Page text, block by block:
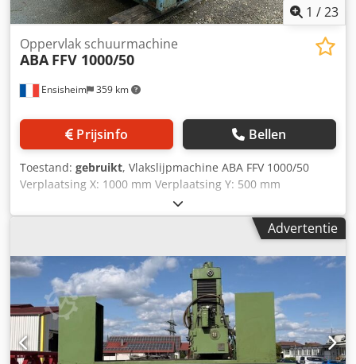
1 /23
Ensisheim 359 km
Oppervlak schuurmachine
ABA FFV 1000/50
Prijsinfo Bellen
Toestand: gebruikt, Vlakslijpmachine ABA FFV 1000/50
Verplaatsing X: 1000 mm Verplaatsing Y: 500 mm
Verplaatsing Z: 400 mm Afmetingen magnetische
klauwplaat: 1000 x 400 mm Automatische overstap X / Y / Z
Apart elektrisch paneel Cjdpfx Aszmwlnenvjrf Apart
Spanning: 380 V Lengte: 4000 mm Diepte: 1700 mm Totale
hoogte: 2300 mm Gewicht: ca. 6 ton
Advertentie